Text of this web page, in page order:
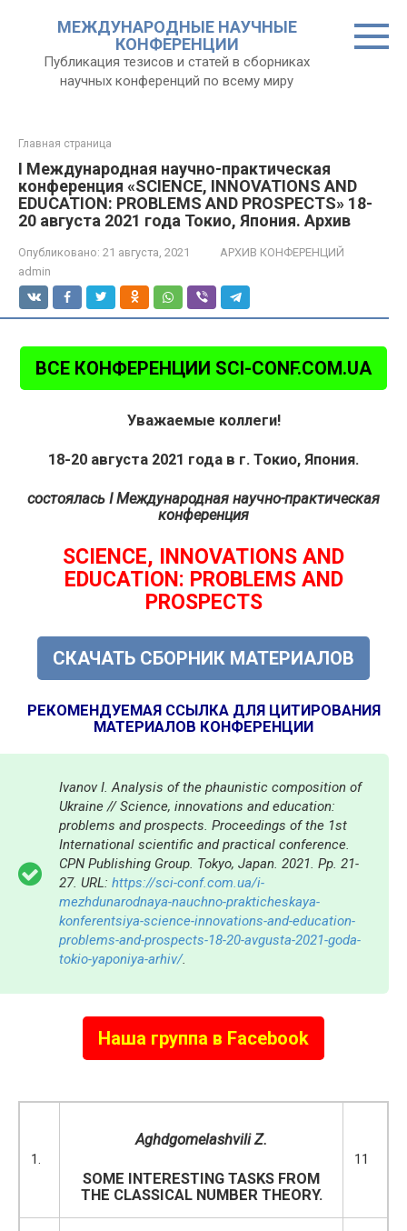
МЕЖДУНАРОДНЫЕ НАУЧНЫЕ
КОНФЕРЕНЦИИ
Публикация тезисов и статей в сборниках
научных конференций по всему миру
Главная страница
I Международная научно-практическая
конференция «SCIENCE, INNOVATIONS AND
EDUCATION: PROBLEMS AND PROSPECTS» 18-
20 августа 2021 года Токио, Япония. Архив
Опубликовано: 21 августа, 2021
АРХИВ КОНФЕРЕНЦИЙ
admin
ВСЕ КОНФЕРЕНЦИИ SCI-CONF.COM.UA
Уважаемые коллеги!
18-20 августа 2021 года в г. Токио, Япония.
состоялась I Международная научно-практическая
конференция
SCIENCE, INNOVATIONS AND
EDUCATION: PROBLEMS AND
PROSPECTS
СКАЧАТЬ СБОРНИК МАТЕРИАЛОВ
РЕКОМЕНДУЕМАЯ ССЫЛКА ДЛЯ ЦИТИРОВАНИЯ
МАТЕРИАЛОВ КОНФЕРЕНЦИИ
Ivanov I. Analysis of the phaunistic composition of
Ukraine // Science, innovations and education:
problems and prospects. Proceedings of the 1st
International scientific and practical conference.
CPN Publishing Group. Tokyo, Japan. 2021. Pp. 21-
27. URL: https://sci-conf.com.ua/i-
mezhdunarodnaya-nauchno-prakticheskaya-
konferentsiya-science-innovations-and-education-
problems-and-prospects-18-20-avgusta-2021-goda-
tokio-yaponiya-arhiv/.
Наша группа в Facebook
1.
Aghdgomelashvili Z.
SOME INTERESTING TASKS FROM
THE CLASSICAL NUMBER THEORY.
11